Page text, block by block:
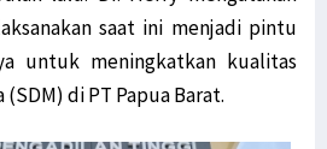
saat ini menjadi pintu
untuk meningkatkan kualitas
di PT Papua Barat.